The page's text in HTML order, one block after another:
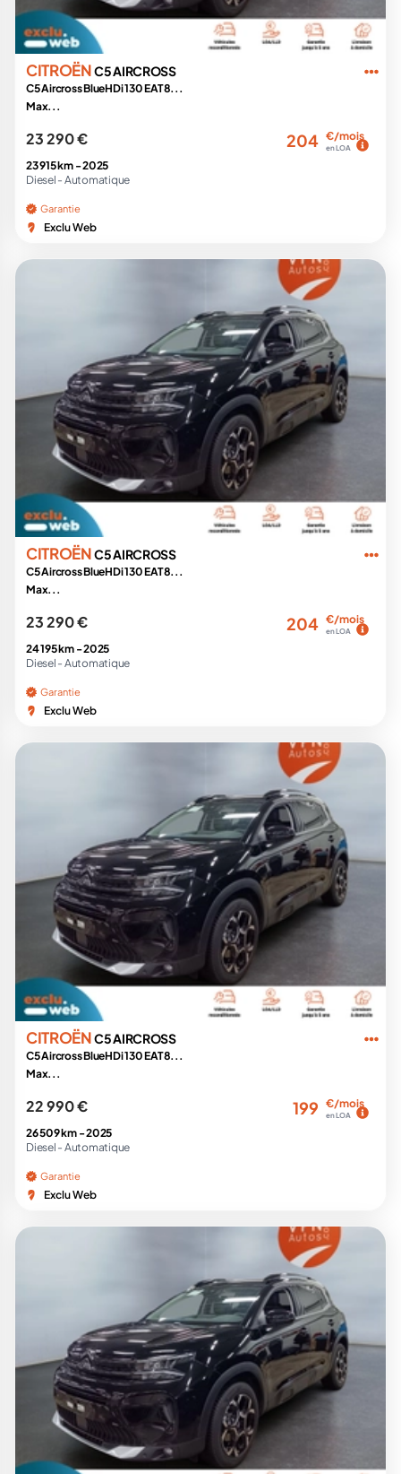
CITROËNC5 AIRCROSS
C5 Aircross BlueHDi 130 EAT8...
Max...
23 290 € 204 €/mois
en LOA
23 915 km -2025
Diesel - Automatique
Garantie
Exclu Web
CITROËNC5 AIRCROSS
C5 Aircross BlueHDi 130 EAT8...
Max...
23 290 € 204 €/mois
en LOA
24 195 km -2025
Diesel - Automatique
Garantie
Exclu Web
CITROËNC5 AIRCROSS
C5 Aircross BlueHDi 130 EAT8...
Max...
22 990 € 199 €/mois
en LOA
26 509 km -2025
Diesel - Automatique
Garantie
Exclu Web